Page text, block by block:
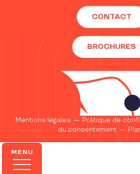
MENU
CONTACT
BROCHURES
Mentions légales — Politique de
du consentement—